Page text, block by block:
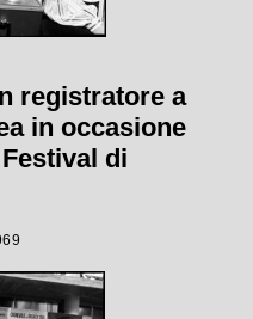
registratore a
in occasione
di